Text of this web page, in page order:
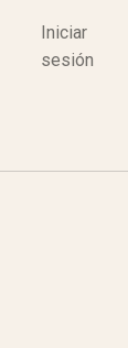
Iniciar
sesión